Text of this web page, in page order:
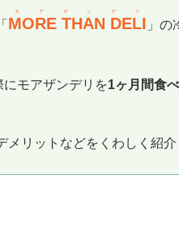
MORE THAN DELI
モアザンデリ
」
モアザンデリを1ヶ月間食
リットなどをくわしく紹介